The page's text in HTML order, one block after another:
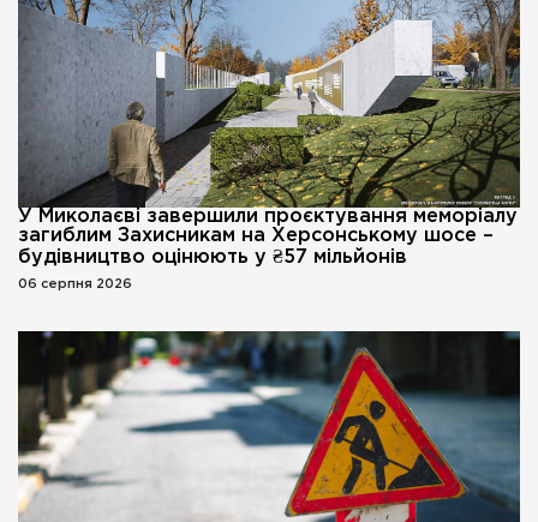
У Миколаєві завершили проєктування меморіалу
загиблим Захисникам на Херсонському шосе –
будівництво оцінюють у ₴57 мільйонів
06 серпня 2026